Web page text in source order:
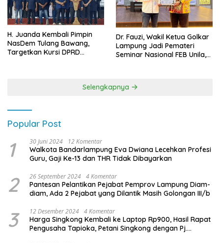
H. Juanda Kembali Pimpin
NasDem Tulang Bawang,
Targetkan Kursi DPRD
Dr. Fauzi, Wakil Ketua Golkar
Lampung Jadi Pemateri
Seminar Nasional FEB Unila,
Selengkapnya
Popular Post
1 30 Juni 2024 12 Komentar
Walkota Bandarlampung Eva Dwiana Lecehkan Profesi
Guru, Gaji Ke-13 dan THR Tidak Dibayarkan
2 26 September 2024 4 Komentar
Pantesan Pelantikan Pejabat Pemprov Lampung Diam-
diam, Ada 2 Pejabat yang Dilantik Masih Golongan III/b
3 12 Desember 2024 4 Komentar
Harga Singkong Kembali ke Laptop Rp900, Hasil Rapat
Pengusaha Tapioka, Petani Singkong dengan Pj.